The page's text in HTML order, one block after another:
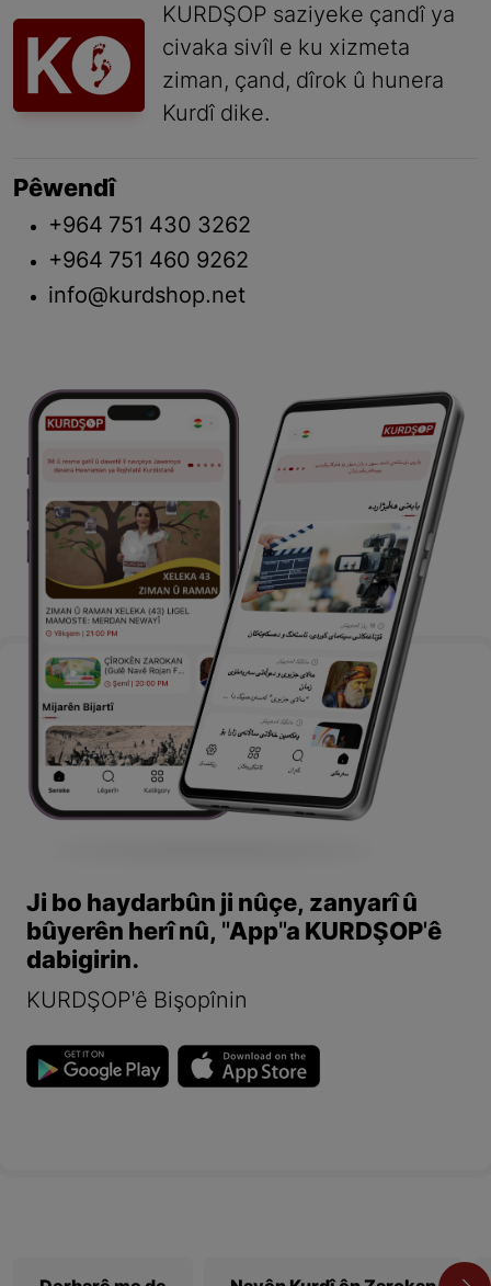
KURDŞOP saziyeke çandî ya
civaka sivîl e ku xizmeta
ziman, çand, dîrok û hunera
Kurdî dike.
Pêwendî
+964 751 430 3262
+964 751 460 9262
info@kurdshop.net
Ji bo haydarbûn ji nûçe, zanyarî û
bûyerên herî nû, "App"a KURDŞOP'ê
dabigirin.
KURDŞOP'ê Bişopînin